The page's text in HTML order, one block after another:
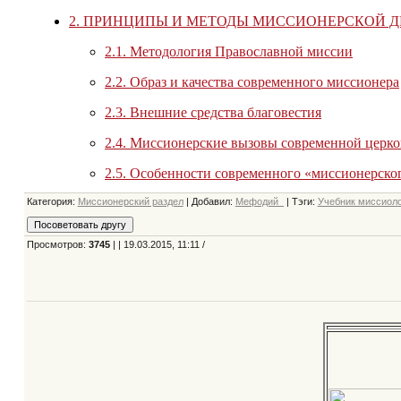
Категория: Миссионерский раздел| Добавил: Мефодий_ | Тэги: Учебник
Просмотров: 3745| | 19.03.2015, 11:11 /